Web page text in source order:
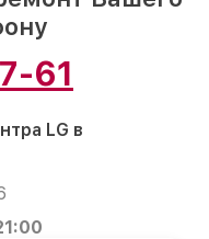
61
LG в